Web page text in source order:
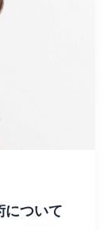
について